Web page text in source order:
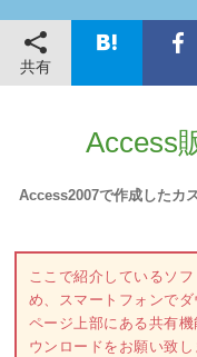
共有
Access
Access2007で作成したカ
ここで紹介しているソ
め、スマートフォンでダ
ページ上部にある共有
ウンロードをお願い致し